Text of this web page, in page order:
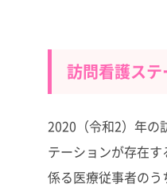
訪問看護ス
2020（令和2）年の
テーションが存在
係る医療従事者のう